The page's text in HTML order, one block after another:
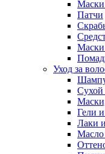
Маски
Патчи
Маски
Уход за
Гели
Лаки
Масло